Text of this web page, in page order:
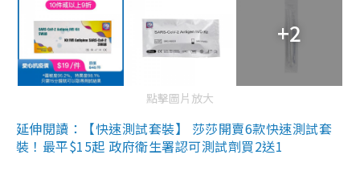
+2
點擊圖片放大
延伸閱讀：【快速測試套裝】 莎莎開賣6款快速測試套
裝！最平$15起 政府衛生署認可測試劑買2送1